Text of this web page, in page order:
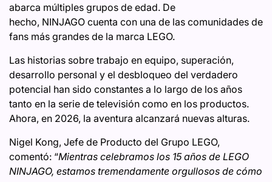
abarca múltiples grupos de edad. De
hecho, NINJAGO cuenta con una de las comunidades de
fans más grandes de la marca LEGO.
Las historias sobre trabajo en equipo, superación,
desarrollo personal y el desbloqueo del verdadero
potencial han sido constantes a lo largo de los años
tanto en la serie de televisión como en los productos.
Ahora, en 2026, la aventura alcanzará nuevas alturas.
Nigel Kong, Jefe de Producto del Grupo LEGO,
comentó: “Mientras celebramos los 15 años de LEGO
NINJAGO, estamos tremendamente orgullosos de cómo